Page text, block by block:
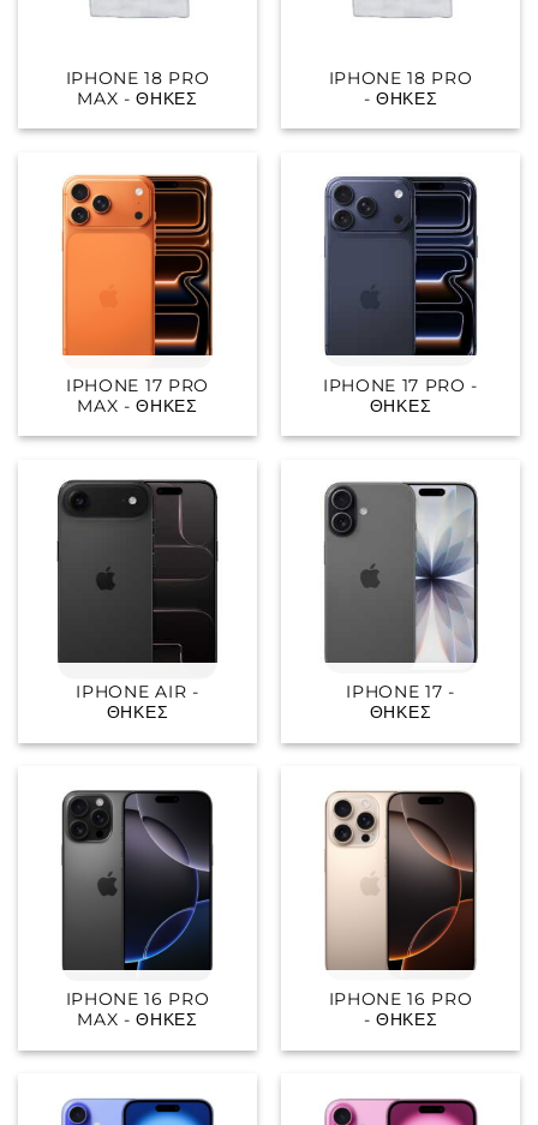
IPHONE 18 PRO
MAX - ΘΉΚΕΣ
IPHONE 18 PRO
- ΘΉΚΕΣ
IPHONE 17 PRO
MAX - ΘΉΚΕΣ
IPHONE 17 PRO -
ΘΉΚΕΣ
IPHONE AIR -
ΘΉΚΕΣ
IPHONE 17 -
ΘΉΚΕΣ
IPHONE 16 PRO
MAX - ΘΉΚΕΣ
IPHONE 16 PRO
- ΘΉΚΕΣ